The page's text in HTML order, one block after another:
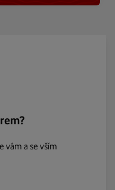
vám a se vším